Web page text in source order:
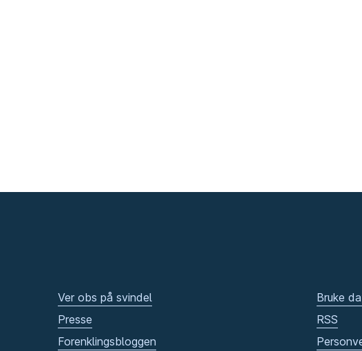
Ver obs på svindel
Presse
Forenklingsbloggen
Bruke
RSS